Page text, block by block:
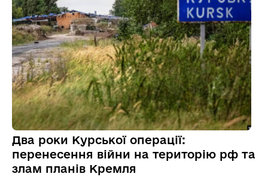
Два роки Курської операції:
перенесення війни на територію рф та
злам планів Кремля